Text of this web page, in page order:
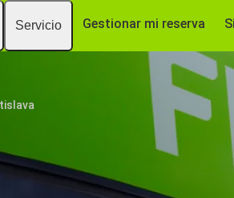
Servicio Gestionar mi reserva